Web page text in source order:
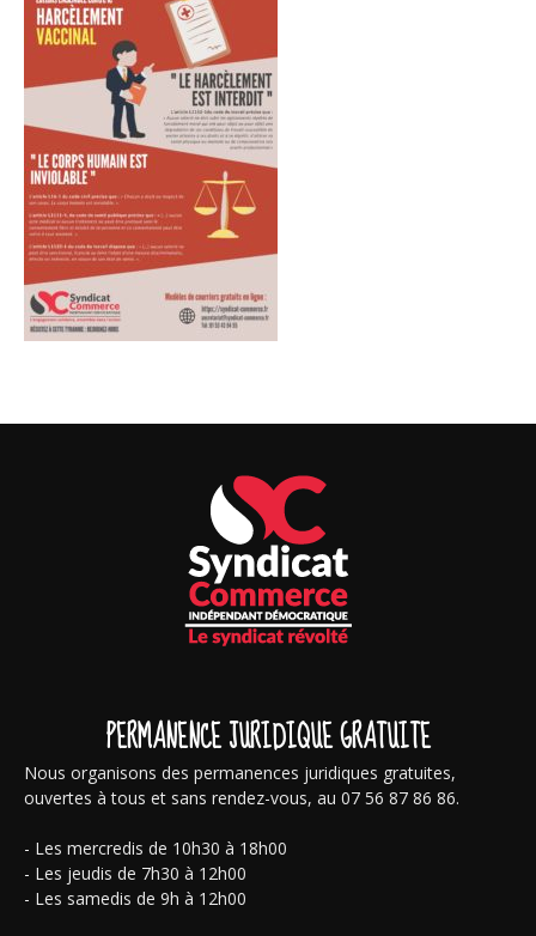
PERMANENCE JURIDIQUE GRATUITE
Nous organisons des permanences juridiques gratuites,
ouvertes à tous et sans rendez-vous, au 07 56 87 86 86.
- Les mercredis de 10h30 à 18h00
- Les jeudis de 7h30 à 12h00
- Les samedis de 9h à 12h00